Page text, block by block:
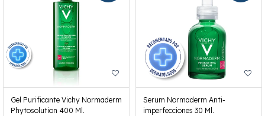
Gel Purificante Vichy Normaderm
Phytosolution 400 Ml.
Serum Normaderm Anti-
imperfecciones 30 Ml.